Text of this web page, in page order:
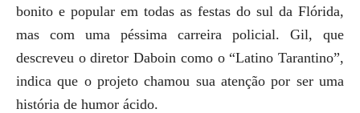
bonito e popular em todas as festas do sul da Flórida,
mas com uma péssima carreira policial. Gil, que
descreveu o diretor Daboin como o “Latino Tarantino”,
indica que o projeto chamou sua atenção por ser uma
história de humor ácido.